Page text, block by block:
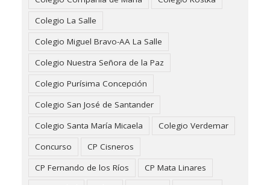
Colegio La Salle
Colegio Miguel Bravo-AA La Salle
Colegio Nuestra Señora de la Paz
Colegio Purísima Concepción
Colegio San José de Santander
Colegio Santa María Micaela
Colegio Verdemar
Concurso
CP Cisneros
CP Fernando de los Ríos
CP Mata Linares